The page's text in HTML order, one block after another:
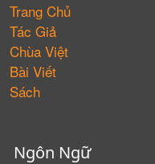
Trang Chủ
Tác Giả
Chùa Việt
Bài Viết
Sách
Ngôn Ngữ